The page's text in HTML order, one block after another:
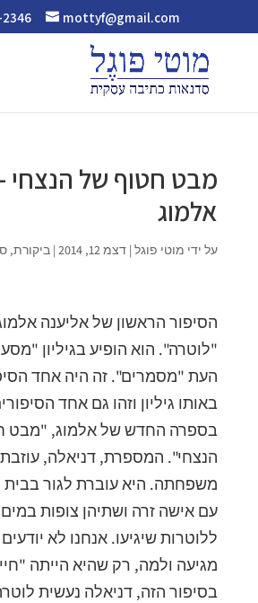
mottyf@gmail.com
מבט חטוף של הנצחי
אלמוג
על ידי מוטי פוגל| דצמ 12, 2014 | ביקורת,
הסיפור הראשון של אליענה
"לוטרה". הוא הופיע בגיליון
העת "מסמרים". זה היה אחד
באותו גיליון וזהו גם אחד
בספרה החדש של אלמוג, "מבט
הנצחי". המספרת, דניאלה,
משפחתה. היא עוברת לגור בבית
עם אישה זרה ושתיהן צופות
ללוטרות שיגיעו. אנחנו לא
מגיעה ולמה, רק שהיא הייתה
בסיפור הזה, דניאלה נעשית